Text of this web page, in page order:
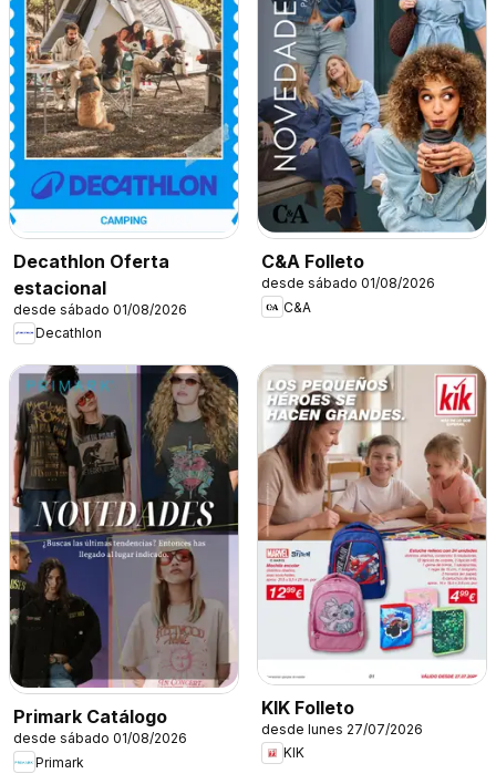
Decathlon Oferta
estacional
desde sábado 01/08/2026
Decathlon
C&A Folleto
desde sábado 01/08/2026
C&A
Primark Catálogo
desde sábado 01/08/2026
Primark
KIK Folleto
desde lunes 27/07/2026
KIK